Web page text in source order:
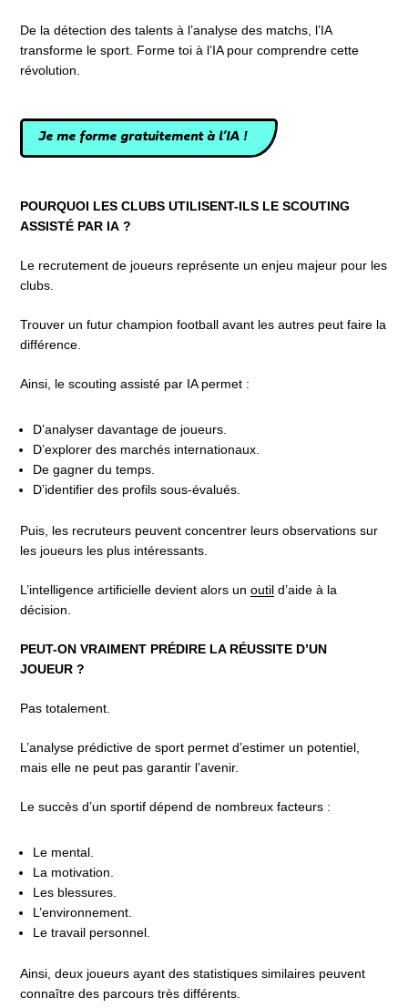
De la détection des talents à l’analyse des matchs, l’IA
transforme le sport. Forme toi à l’IA pour comprendre cette
révolution.
Je me forme gratuitement à l’IA !
POURQUOI LES CLUBS UTILISENT-ILS LE SCOUTING
ASSISTÉ PAR IA ?
Le recrutement de joueurs représente un enjeu majeur pour les
clubs.
Trouver un futur champion football avant les autres peut faire la
différence.
Ainsi, le scouting assisté par IA permet :
D’analyser davantage de joueurs.
D’explorer des marchés internationaux.
De gagner du temps.
D’identifier des profils sous-évalués.
Puis, les recruteurs peuvent concentrer leurs observations sur
les joueurs les plus intéressants.
L’intelligence artificielle devient alors unoutil d’aide à la
décision.
PEUT-ON VRAIMENT PRÉDIRE LA RÉUSSITE D’UN
JOUEUR ?
Pas totalement.
L’analyse prédictive de sport permet d’estimer un potentiel,
mais elle ne peut pas garantir l’avenir.
Le succès d’un sportif dépend de nombreux facteurs :
Le mental.
La motivation.
Les blessures.
L’environnement.
Le travail personnel.
Ainsi, deux joueurs ayant des statistiques similaires peuvent
connaître des parcours très différents.